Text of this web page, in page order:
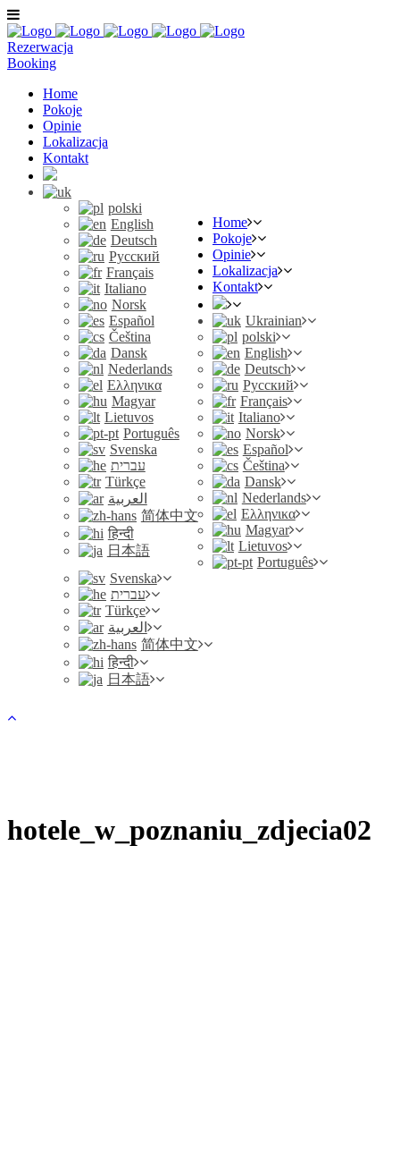
Rezerwacja
Booking
Home
Pokoje
Opinie
Lokalizacja
Kontakt
polski
English
Deutsch
Русский
Français
Italiano
Norsk
Español
Čeština
Dansk
Nederlands
Ελληνικα
Magyar
Lietuvos
Português
Svenska
עברית
Türkçe
العربية
简体中文
हिन्दी
日本語
Home
Pokoje
Opinie
Lokalizacja
Kontakt
Ukrainian
polski
English
Deutsch
Русский
Français
Italiano
Norsk
Español
Čeština
Dansk
Nederlands
Ελληνικα
Magyar
Lietuvos
Português
Svenska
עברית
Türkçe
العربية
简体中文
हिन्दी
日本語
hotele_w_poznaniu_zdjecia02